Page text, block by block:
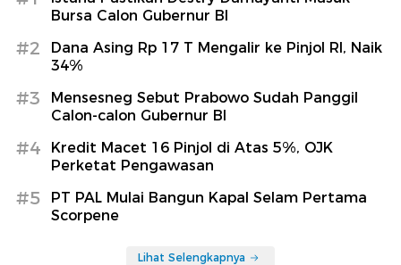
Bursa Calon Gubernur BI
#2
Dana Asing Rp 17 T Mengalir ke Pinjol RI, Naik
34%
#3
Mensesneg Sebut Prabowo Sudah Panggil
Calon-calon Gubernur BI
#4
Kredit Macet 16 Pinjol di Atas 5%, OJK
Perketat Pengawasan
#5
PT PAL Mulai Bangun Kapal Selam Pertama
Scorpene
Lihat Selengkapnya